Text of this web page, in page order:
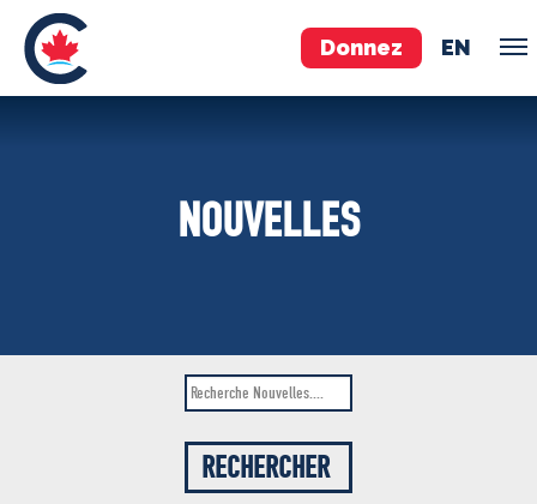
Donnez EN
Pierre Poilievre
ACÉ
À PROPOS
Documents constitutifs
NOUVELLES